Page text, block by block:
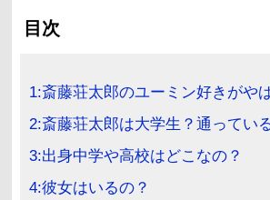
目次
1:斎藤荘太郎のユーミン好きがや
2:斎藤荘太郎は大学生？通ってい
3:出身中学や高校はどこなの？
4:彼女はいるの？